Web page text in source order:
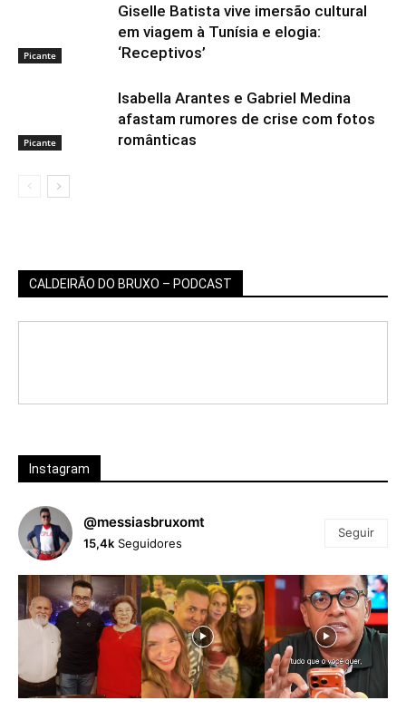
Picante
Giselle Batista vive imersão cultural
em viagem à Tunísia e elogia:
‘Receptivos’
Picante
Isabella Arantes e Gabriel Medina
afastam rumores de crise com fotos
românticas
CALDEIRÃO DO BRUXO – PODCAST
Instagram
@messiasbruxomt
15,4k Seguidores
Seguir